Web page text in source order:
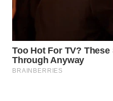
WAHANA
HEALTH